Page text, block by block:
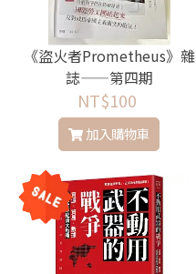
《盜火者Prometheus》雜
誌——第四期
NT$100
加入購物車